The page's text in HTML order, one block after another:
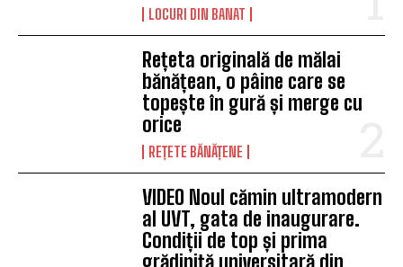
LOCURI DIN BANAT
Rețeta originală de mălai
bănățean, o pâine care se
topește în gură și merge cu
orice
REȚETE BĂNĂȚENE
VIDEO Noul cămin ultramodern
al UVT, gata de inaugurare.
Condiții de top și prima
grădiniță universitară din